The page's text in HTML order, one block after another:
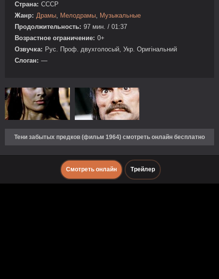
Страна: СССР
Жанр: Драмы, Мелодрамы, Музыкальные
Продолжительность: 97 мин. / 01:37
Возрастное ограничение: 0+
Озвучка: Рус. Проф. двухголосый, Укр. Оригінальний
Слоган: —
Тени забытых предков (фильм 1964) смотреть онлайн бесплатно
Смотреть онлайн Трейлер